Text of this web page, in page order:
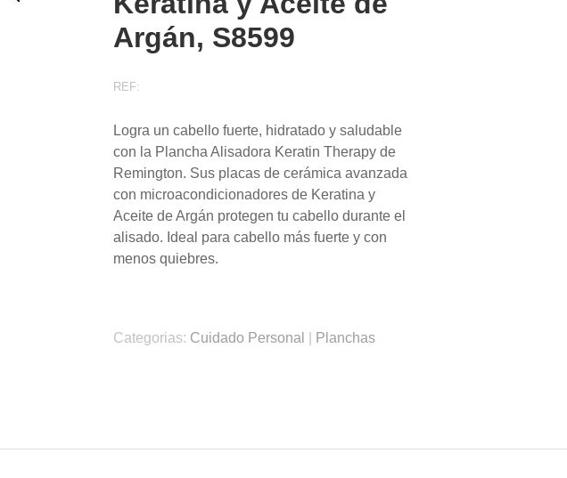
Argán, S8599
REF:
Logra un cabello fuerte, hidratado y saludable
con la Plancha Alisadora Keratin Therapy de
Remington. Sus placas de cerámica avanzada
con microacondicionadores de Keratina y
Aceite de Argán protegen tu cabello durante el
alisado. Ideal para cabello más fuerte y con
menos quiebres.
Categorias: Cuidado Personal Planchas